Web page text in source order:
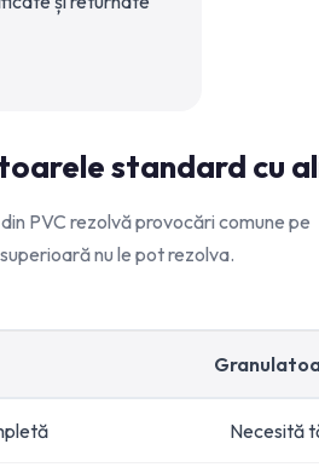
standard cu
PVC rezolvă provocări comune pe
nu le pot rezolva.
Necesită